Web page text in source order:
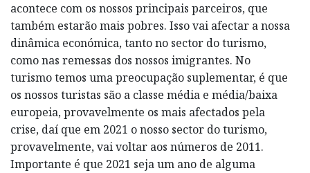
acontece com os nossos principais parceiros, que
também estarão mais pobres. Isso vai afectar a nossa
dinâmica económica, tanto no sector do turismo,
como nas remessas dos nossos imigrantes. No
turismo temos uma preocupação suplementar, é que
os nossos turistas são a classe média e média/baixa
europeia, provavelmente os mais afectados pela
crise, daí que em 2021 o nosso sector do turismo,
provavelmente, vai voltar aos números de 2011.
Importante é que 2021 seja um ano de alguma